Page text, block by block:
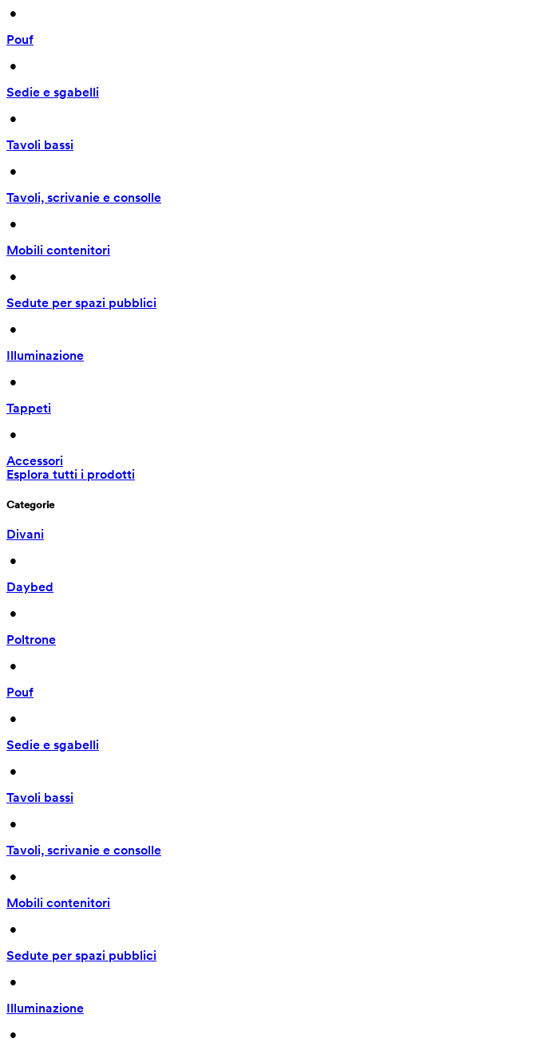
•
Pouf
•
Sedie e sgabelli
•
Tavoli bassi
•
Tavoli, scrivanie e consolle
•
Mobili contenitori
•
Sedute per spazi pubblici
•
Illuminazione
•
Tappeti
•
Accessori
Esplora tutti i prodotti
Categorie
Divani
•
Daybed
•
Poltrone
•
Pouf
•
Sedie e sgabelli
•
Tavoli bassi
•
Tavoli, scrivanie e consolle
•
Mobili contenitori
•
Sedute per spazi pubblici
•
Illuminazione
•